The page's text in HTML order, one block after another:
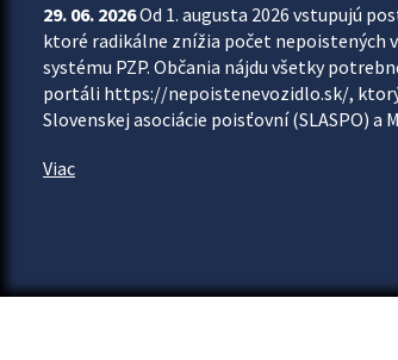
29. 06. 2026Od 1. augusta 2026 vstupujú
ktoré radikálne znížia počet nepoistených
systému PZP. Občania nájdu všetky
portáli https://nepoistenevozidlo.sk/,
Slovenskej asociácie poisťovní (SLASPO)
Viac